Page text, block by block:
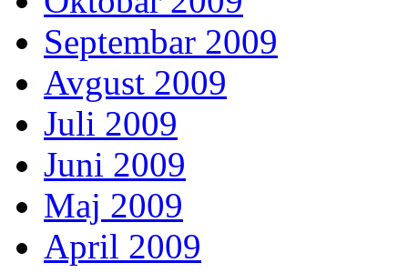
Septembar 2009
Avgust 2009
Juli 2009
Juni 2009
Maj 2009
April 2009